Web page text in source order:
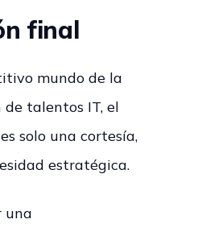
final
mundo de la
talentos IT, el
solo una cortesía,
estratégica.
una